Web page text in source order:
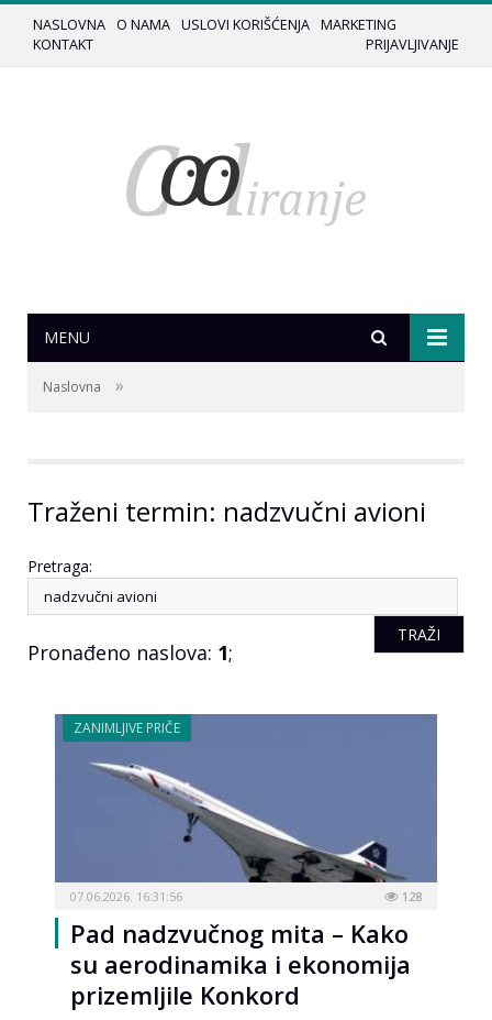
NASLOVNA O NAMA USLOVI KORIŠĆENJA MARKETING
KONTAKT
PRIJAVLJIVANJE
MENU
Naslovna »
Traženi termin: nadzvučni avioni
Pretraga:
Pronađeno naslova: 1;
ZANIMLJIVE PRIČE
07.06.2026. 16:31:56 128
Pad nadzvučnog mita – Kako
su aerodinamika i ekonomija
prizemljile Konkord